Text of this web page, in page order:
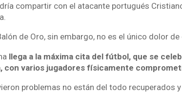
compartir con el atacante portugués
de Oro, sin embargo, no es el único dolor de
llega a la máxima cita del fútbol, que se
con varios jugadores físicamente
problemas no están del todo recuperados